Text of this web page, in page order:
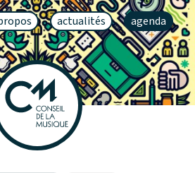
actualités agenda